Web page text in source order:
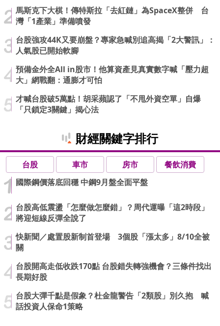
馬斯克下大棋！傳特斯拉「去紅鏈」為SpaceX整併 台
灣「1產業」準備噴發
台股強攻44K又要崩盤？專家急喊別追高揭「2大警訊」：
人氣股已開始軟腳
預備金外全All in股市！他算資產見真實數字喊「壓力超
大」網戰翻：通膨才可怕
才喊台股破5萬點！胡采蘋認了「不甩外資空單」自爆
「只鎖定3關鍵」揭心法
財經關鍵字排行
台股 車市 房市
餐飲消費
國際鋼價落底回穩 中鋼9月盤全面平盤
台股高低震盪「怎麼做怎麼錯」？周代運曝「這2時段」
將迎短線反彈全說了
快新聞／處置股新制首登場 3個股「漲太多」8/10全被
關
台股開高走低收跌170點 台股錯失轉強機會？三條件找出
長期好股
台股大彈千點是假象？杜金龍警告「2類股」別久抱 喊
話投資人保命1策略